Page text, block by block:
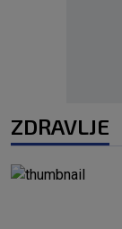
ZDRAVLJE